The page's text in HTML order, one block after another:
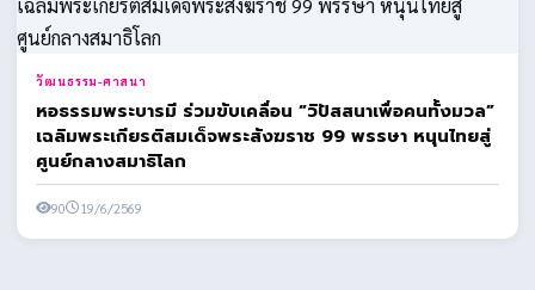
วัฒนธรรม-ศาสนา
หอธรรมพระบารมี ร่วมขับเคลื่อน “วิปัสสนาเพื่อคนทั้งมวล”
เฉลิมพระเกียรติสมเด็จพระสังฆราช 99 พรรษา หนุนไทยสู่
ศูนย์กลางสมาธิโลก
90 19/6/2569